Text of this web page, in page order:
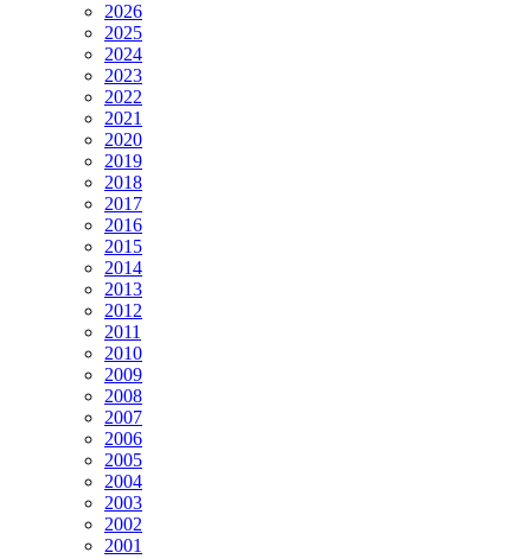
2026
2025
2024
2023
2022
2021
2020
2019
2018
2017
2016
2015
2014
2013
2012
2011
2010
2009
2008
2007
2006
2005
2004
2003
2002
2001